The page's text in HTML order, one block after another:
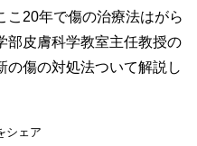
こ20年で傷の治療法はがら
部皮膚科学教室主任教授の
の傷の対処法ついて解説し
シェア